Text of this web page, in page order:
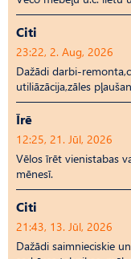
Citi
23:22, 2. Aug, 2026
Dažādi darbi-
utiliāzācija,zāles
Īrē
12:25, 21. Jūl, 2026
Vēlos īrēt vienistabas
mēnesī.
Citi
21:43, 13. Jūl, 2026
Dažādi saimnieciskie